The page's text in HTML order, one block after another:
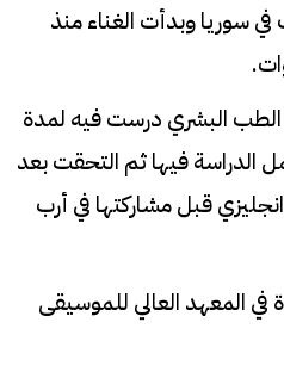
سوريا وبدأت الغناء منذ
الطب البشري درست فيه لمدة
الدراسة فيها ثم التحقت بعد
قبل مشاركتها في أرب
المعهد العالي للموسيقى